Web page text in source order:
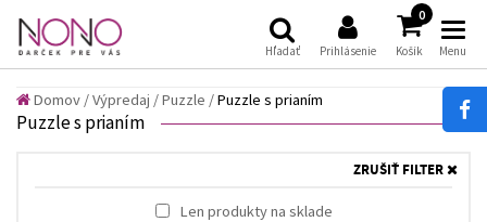
Hľadať Prihlásenie
0
Košík Menu
Domov /Výpredaj /Puzzle /Puzzle s prianím
Puzzle s prianím
Len produkty na sklade
ZRUŠIŤ FILTER